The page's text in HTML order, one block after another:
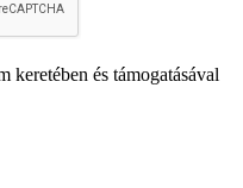
keretében és támogatásával